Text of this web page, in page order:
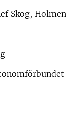
Skog, Holmen